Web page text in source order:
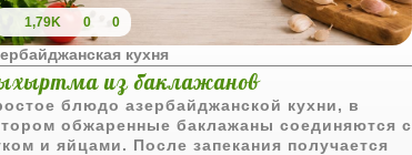
1,79K 0 0
кухня
из баклажанов
блюдо азербайджанской кухни, в
обжаренные баклажаны соединяются с
и яйцами. После запекания получается